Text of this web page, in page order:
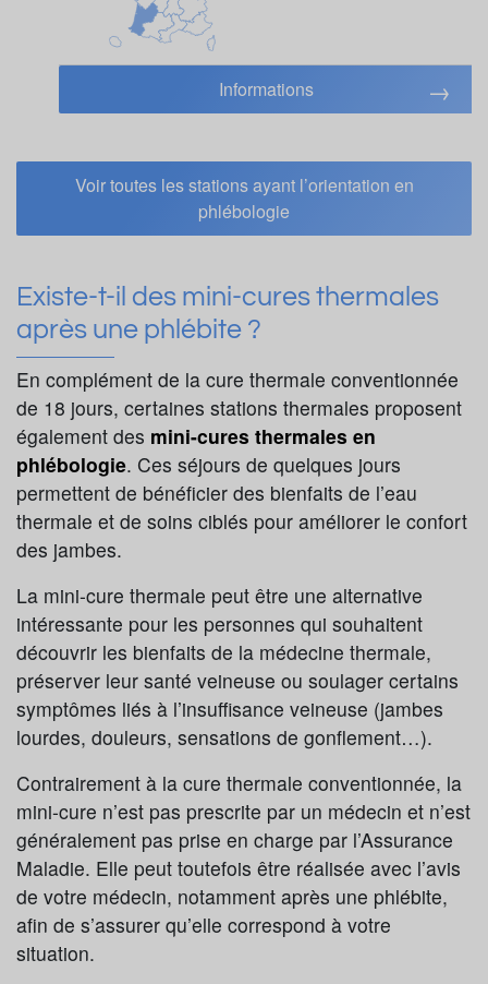
Informations
Voir toutes les stations ayant l’orientation en
phlébologie
Existe-t-il des mini-cures thermales
après une phlébite ?
En complément de la cure thermale conventionnée
de 18 jours, certaines stations thermales proposent
également des mini-cures thermales en
phlébologie. Ces séjours de quelques jours
permettent de bénéficier des bienfaits de l’eau
thermale et de soins ciblés pour améliorer le confort
des jambes.
La mini-cure thermale peut être une alternative
intéressante pour les personnes qui souhaitent
découvrir les bienfaits de la médecine thermale,
préserver leur santé veineuse ou soulager certains
symptômes liés à l’insuffisance veineuse (jambes
lourdes, douleurs, sensations de gonflement…).
Contrairement à la cure thermale conventionnée, la
mini-cure n’est pas prescrite par un médecin et n’est
généralement pas prise en charge par l’Assurance
Maladie. Elle peut toutefois être réalisée avec l’avis
de votre médecin, notamment après une phlébite,
afin de s’assurer qu’elle correspond à votre
situation.